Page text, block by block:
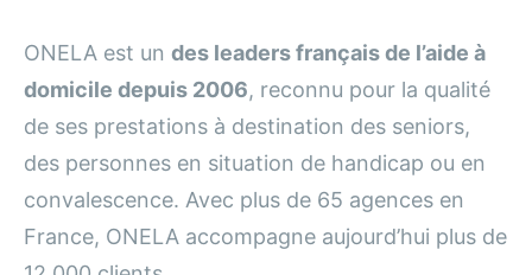
ONELA est un des leaders français de l’aide à
domicile depuis 2006, reconnu pour la qualité
de ses prestations à destination des seniors,
des personnes en situation de handicap ou en
convalescence. Avec plus de 65 agences en
France, ONELA accompagne aujourd’hui plus de